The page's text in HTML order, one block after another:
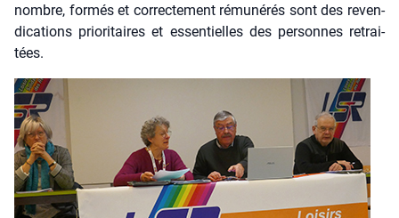
nombre, for­més et cor­rec­te­ment rému­né­rés sont des reven­
di­ca­tions prio­ri­taires et essen­tielles des per­sonnes retrai­
tées.